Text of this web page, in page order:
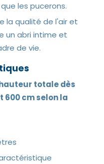
les pucerons.
la qualité de l'air et
un abri intime et
de vie.
totale dès
600 cm selon la